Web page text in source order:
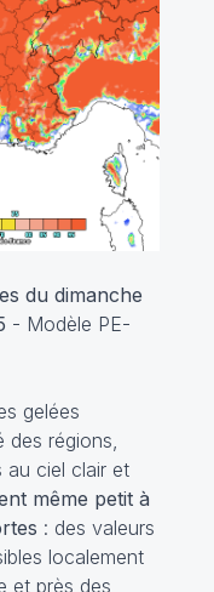
du dimanche
- Modèle PE-
gelées
régions,
au ciel clair et
même petit à
: des valeurs
localement
et près des